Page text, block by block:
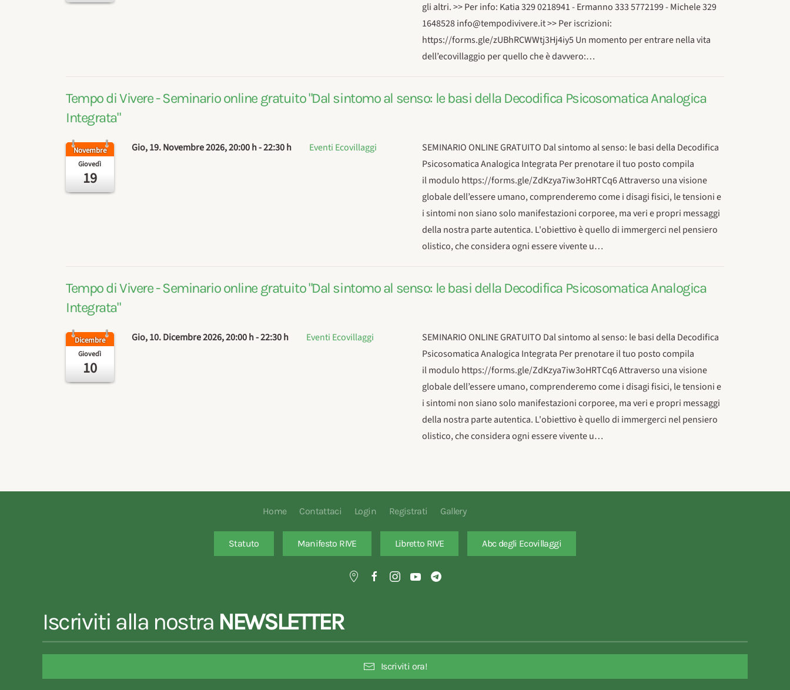
gli altri. >> Per info: Katia 329 0218941 - Ermanno 333 5772199 - Michele 329
1648528 info@tempodivivere.it >> Per iscrizioni:
https://forms.gle/zUBhRCWWtj3Hj4iy5 Un momento per entrare nella vita
dell’ecovillaggio per quello che è davvero:…
Tempo di Vivere - Seminario online gratuito "Dal sintomo al senso: le basi della Decodifica Psicosomatica Analogica
Integrata"
Novembre
Giovedì
19
Gio, 19. Novembre 2026, 20:00 h-22:30 h Eventi Ecovillaggi
SEMINARIO ONLINE GRATUITO Dal sintomo al senso: le basi della Decodifica
Psicosomatica Analogica Integrata Per prenotare il tuo posto compila
il modulo https://forms.gle/ZdKzya7iw3oHRTCq6 Attraverso una visione
globale dell’essere umano, comprenderemo come i disagi fisici, le tensioni e
i sintomi non siano solo manifestazioni corporee, ma veri e propri messaggi
della nostra parte autentica. L'obiettivo è quello di immergerci nel pensiero
olistico, che considera ogni essere vivente u…
Tempo di Vivere - Seminario online gratuito "Dal sintomo al senso: le basi della Decodifica Psicosomatica Analogica
Integrata"
Dicembre
Giovedì
10
Gio, 10. Dicembre 2026, 20:00 h-22:30 h Eventi Ecovillaggi
SEMINARIO ONLINE GRATUITO Dal sintomo al senso: le basi della Decodifica
Psicosomatica Analogica Integrata Per prenotare il tuo posto compila
il modulo https://forms.gle/ZdKzya7iw3oHRTCq6 Attraverso una visione
globale dell’essere umano, comprenderemo come i disagi fisici, le tensioni e
i sintomi non siano solo manifestazioni corporee, ma veri e propri messaggi
della nostra parte autentica. L'obiettivo è quello di immergerci nel pensiero
olistico, che considera ogni essere vivente u…
Home Contattaci Login Registrati Gallery
Statuto Manifesto RIVE Libretto RIVE Abc degli Ecovillaggi
Iscriviti alla nostra NEWSLETTER
Iscriviti ora!